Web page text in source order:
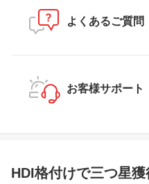
よくあるご質問
お客様サポート
HDI格付けで三つ星獲